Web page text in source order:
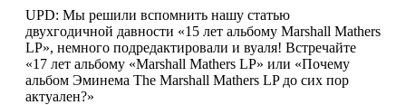
UPD: Мы решили вспомнить нашу статью
двухгодичной давности «15 лет альбому Marshall Mathers
LP», немного подредактировали и вуаля! Встречайте
«17 лет альбому «Marshall Mathers LP» или «Почему
альбом Эминема The Marshall Mathers LP до сих пор
актуален?»